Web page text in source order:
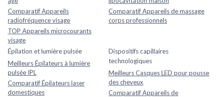
Comparatif Appareils
radiofréquence visage
TOP Appareils microcourants
visage
Comparatif Appareils de massage
corps professionnels
Épilation et lumière pulsée
Meilleurs Épilateurs à lumière
pulsée IPL
Comparatif Épilateurs laser
domestiques
Dispositifs capillaires
technologiques
Meilleurs Casques LED pour pousse
des cheveux
Comparatif Appareils de